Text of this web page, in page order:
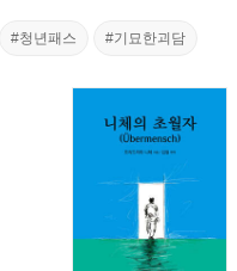
#청년패스 #기묘한괴담